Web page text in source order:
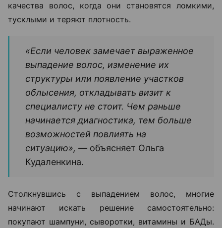
качества волос, когда они становятся ломкими,
тусклыми и теряют плотность.
«Если человек замечает выраженное
выпадение волос, изменение их
структуры или появление участков
облысения, откладывать визит к
специалисту не стоит. Чем раньше
начинается диагностика, тем больше
возможностей повлиять на
ситуацию», — объясняет Ольга
Кудаленкина.
Столкнувшись с выпадением волос, многие
начинают искать решение самостоятельно:
покупают шампуни, сыворотки, витамины и БАДы.